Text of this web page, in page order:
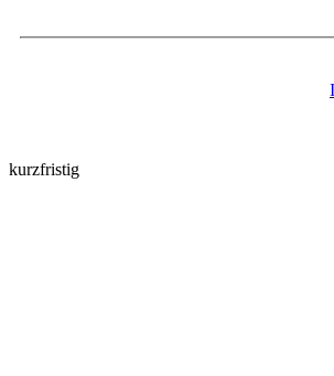
kurzfristig